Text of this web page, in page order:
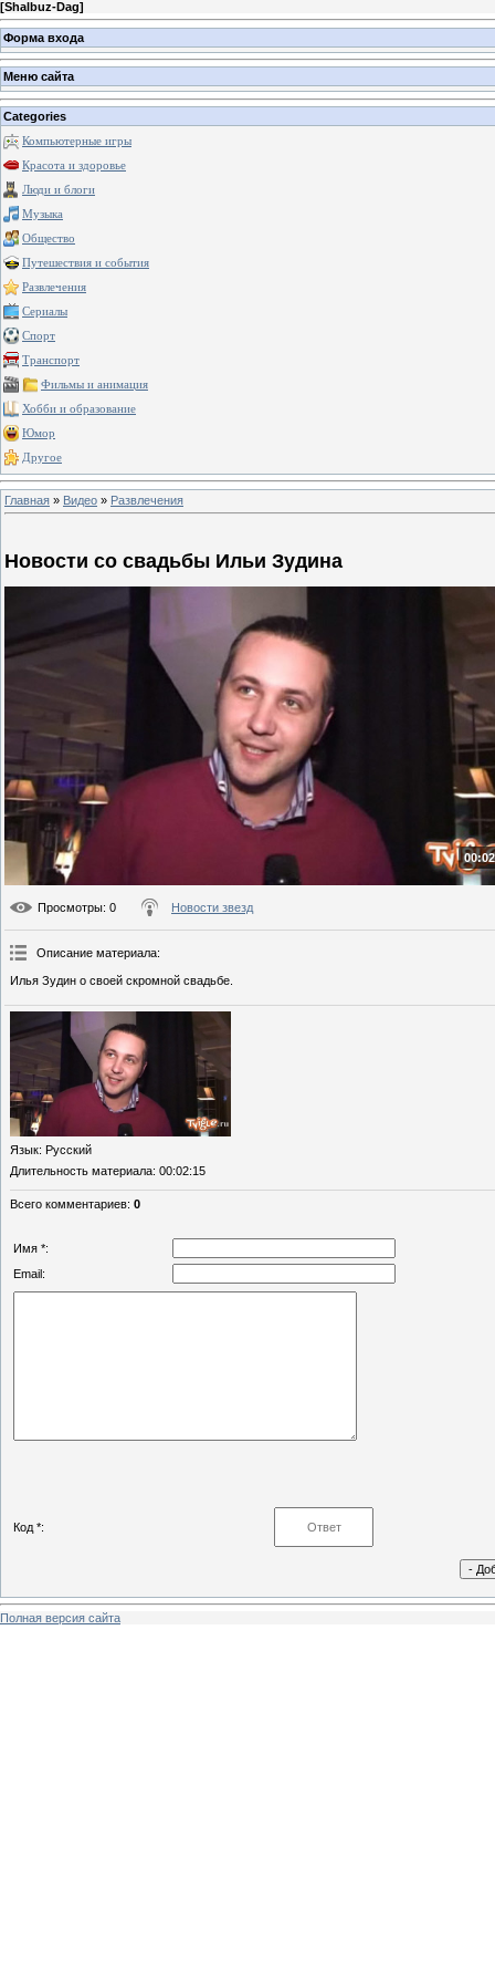
[Shalbuz-Dag]
Форма входа
Меню сайта
Categories
Компьютерные игры
Красота и здоровье
Люди и блоги
Музыка
Общество
Путешествия и события
Развлечения
Сериалы
Спорт
Транспорт
Фильмы и анимация
Хобби и образование
Юмор
Другое
Главная » Видео » Развлечения
Новости со свадьбы Ильи Зудина
Просмотры: 0 Новости звезд
Описание материала:
Илья Зудин о своей скромной свадьбе.
Язык: Русский
Длительность материала: 00:02:15
Всего комментариев: 0
Имя *:
Email:
Код *:
Полная версия сайта